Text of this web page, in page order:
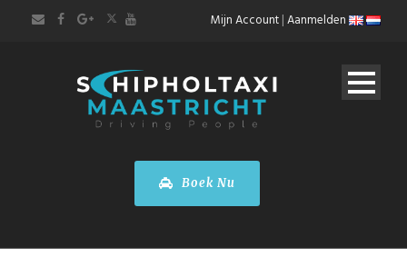
Mijn Account|Aanmelden
Boek Nu